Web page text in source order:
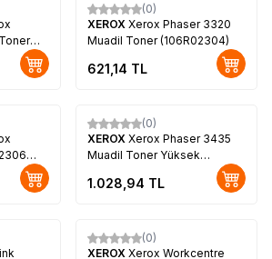
(0)
XEROX Xerox Phaser 3320
Muadil Toner (106R02304)
621,14 TL
(0)
XEROX Xerox Phaser 3435
Muadil Toner Yüksek
1.028,94 TL
(0)
XEROX Xerox Workcentre